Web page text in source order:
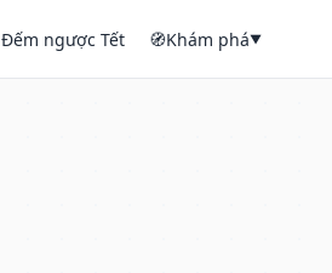
Đếm ngược Tết 🧭Khám phá▼